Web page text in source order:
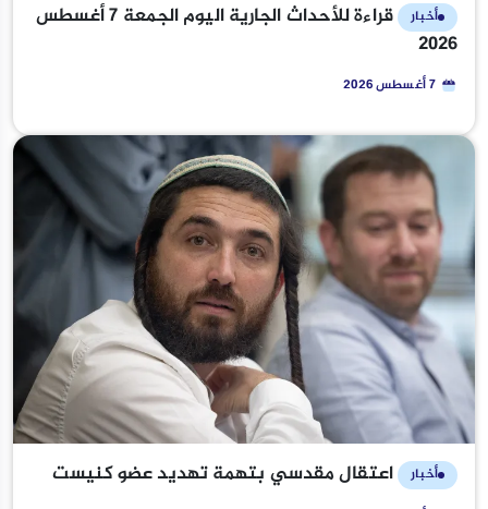
أخبار
قراءة للأحداث الجارية اليوم الجمعة 7 أغسطس
2026
7 أغسطس 2026
أخبار اعتقال مقدسي بتهمة تهديد عضو كنيست